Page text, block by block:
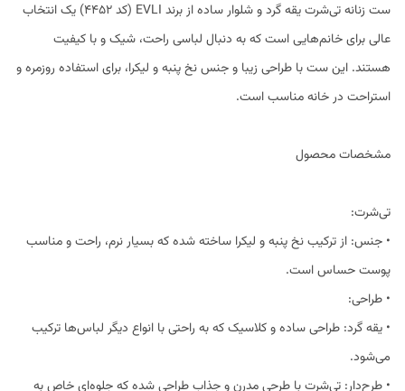
ست زنانه تی‌شرت یقه گرد و شلوار ساده از برند EVLI (کد 4452) یک انتخاب
عالی برای خانم‌هایی است که به دنبال لباسی راحت، شیک و با کیفیت
هستند. این ست با طراحی زیبا و جنس نخ پنبه و لیکرا، برای استفاده روزمره و
استراحت در خانه مناسب است.
مشخصات محصول
تی‌شرت:
• جنس: از ترکیب نخ پنبه و لیکرا ساخته شده که بسیار نرم، راحت و مناسب
پوست حساس است.
• طراحی:
• یقه گرد: طراحی ساده و کلاسیک که به راحتی با انواع دیگر لباس‌ها ترکیب
می‌شود.
• طرح‌دار: تی‌شرت با طرحی مدرن و جذاب طراحی شده که جلوه‌ای خاص به